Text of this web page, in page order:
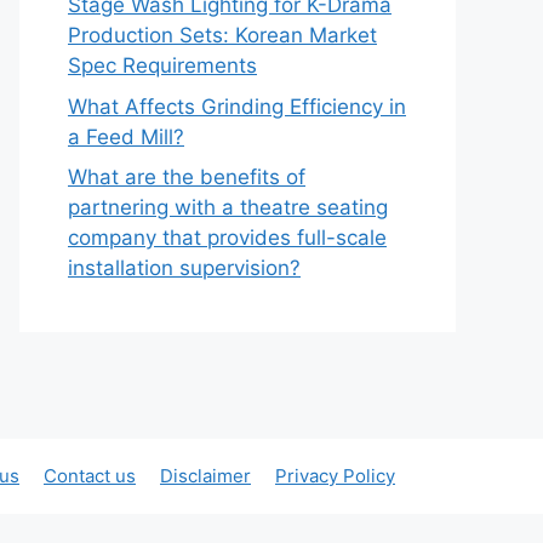
Stage Wash Lighting for K-Drama
Production Sets: Korean Market
Spec Requirements
What Affects Grinding Efficiency in
a Feed Mill?
What are the benefits of
partnering with a theatre seating
company that provides full-scale
installation supervision?
Contact us Disclaimer Privacy Policy